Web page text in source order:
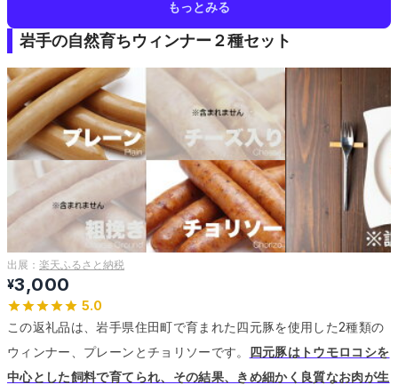
もっとみる
岩手の自然育ちウィンナー２種セット
出展： 楽天ふるさと納税
¥3,000
5.0
この返礼品は、岩手県住田町で育まれた四元豚を使用した2種類の
ウィンナー、プレーンとチョリソーです。 四元豚はトウモロコシを
中心とした飼料で育てられ、その結果、きめ細かく良質なお肉が生